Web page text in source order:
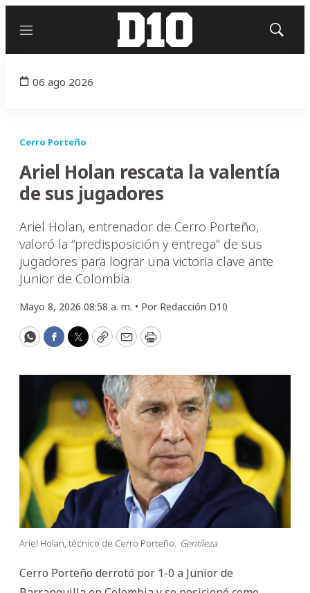
Menú
Mostrar
06 ago 2026
Cerro Porteño
Ariel Holan rescata la valentía
de sus jugadores
Ariel Holan, entrenador de Cerro Porteño,
valoró la “predisposición y entrega” de sus
jugadores para lograr una victoria clave ante
Junior de Colombia.
Mayo 8, 2026 08:58 a. m. • Por Redacción D10
WhatsApp
Facebook
Twitter
CopyEmailPrint
Ariel Holan, técnico de Cerro Porteño. Gentileza
Cerro Porteño derrotó por 1-0 a Junior de